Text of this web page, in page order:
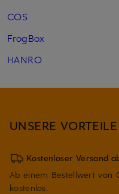
COS
FrogBox
HANRO
UNSERE VORTEILE
Kostenloser Versand
Ab einem Bestellwert von
kostenlos.